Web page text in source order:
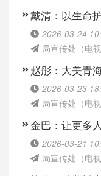
戴清：以生命
2026-03-24
局宣传处（电视
赵彤：大美青
2026-03-23
局宣传处（电视
金巴：让更多
2026-03-21
局宣传处（电视